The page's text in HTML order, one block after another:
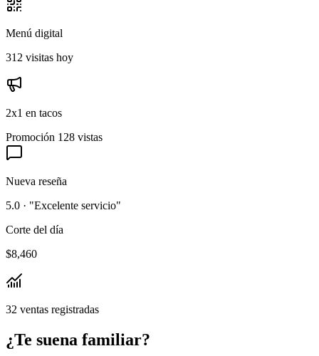
Menú digital
312 visitas hoy
2x1 en tacos
Promoción 128 vistas
Nueva reseña
5.0 · "Excelente servicio"
Corte del día
$8,460
32 ventas registradas
¿Te suena familiar?